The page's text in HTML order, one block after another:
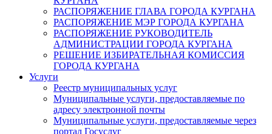
РАСПОРЯЖЕНИЕ ГЛАВА ГОРОДА КУРГАНА
РАСПОРЯЖЕНИЕ МЭР ГОРОДА КУРГАНА
РАСПОРЯЖЕНИЕ РУКОВОДИТЕЛЬ
АДМИНИСТРАЦИИ ГОРОДА КУРГАНА
РЕШЕНИЕ ИЗБИРАТЕЛЬНАЯ КОМИССИЯ
ГОРОДА КУРГАНА
Услуги
Реестр муниципальных услуг
Муниципальные услуги, предоставляемые по
адресу электронной почты
Муниципальные услуги, предоставляемые через
портал Госуслуг